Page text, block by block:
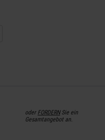
oderFORDERNSie ein
Gesamtangebot an.